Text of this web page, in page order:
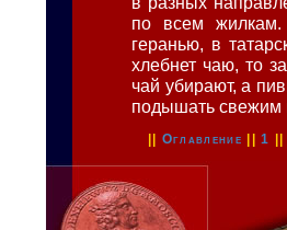
по всем жилкам.
геранью, в
хлебнет чаю, то
чай убирают, а
подышать свежим
Оглавление ||1